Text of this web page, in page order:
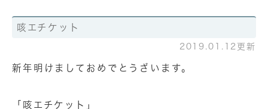
咳エチケット
2019.01.12更新
新年明けましておめでとうざいます。
「咳エチケット」